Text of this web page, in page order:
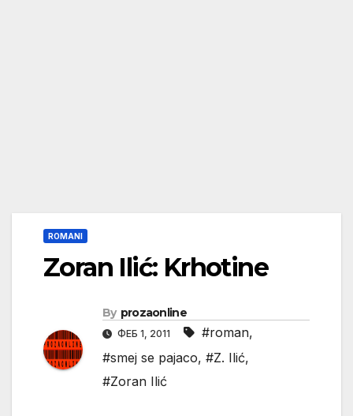
ROMANI
Zoran Ilić: Krhotine
By prozaonline
ФЕБ 1, 2011 #roman,
#smej se pajaco, #Z. Ilić,
#Zoran Ilić